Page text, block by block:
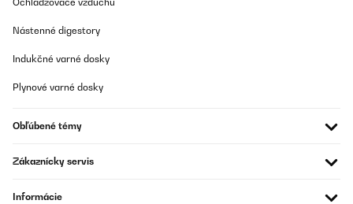
Nástenné digestory
Indukčné varné dosky
Plynové varné dosky
Obľúbené témy
Zákaznícky servis
Informácie